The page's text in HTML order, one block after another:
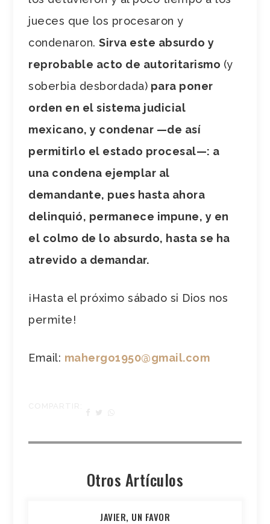
jueces que los procesaron y
condenaron.Sirva este absurdo y
reprobable acto de autoritarismo (y
soberbia desbordada) para poner
orden en el sistema judicial
mexicano, y condenar —de así
permitirlo el estado procesal—: a
una condena ejemplar al
demandante, pues hasta ahora
delinquió, permanece impune, y en
el colmo de lo absurdo, hasta se ha
atrevido a demandar.
¡Hasta el próximo sábado si Dios nos
permite!
Email: mahergo1950@gmail.com
Otros Artículos
JAVIER, UN FAVOR